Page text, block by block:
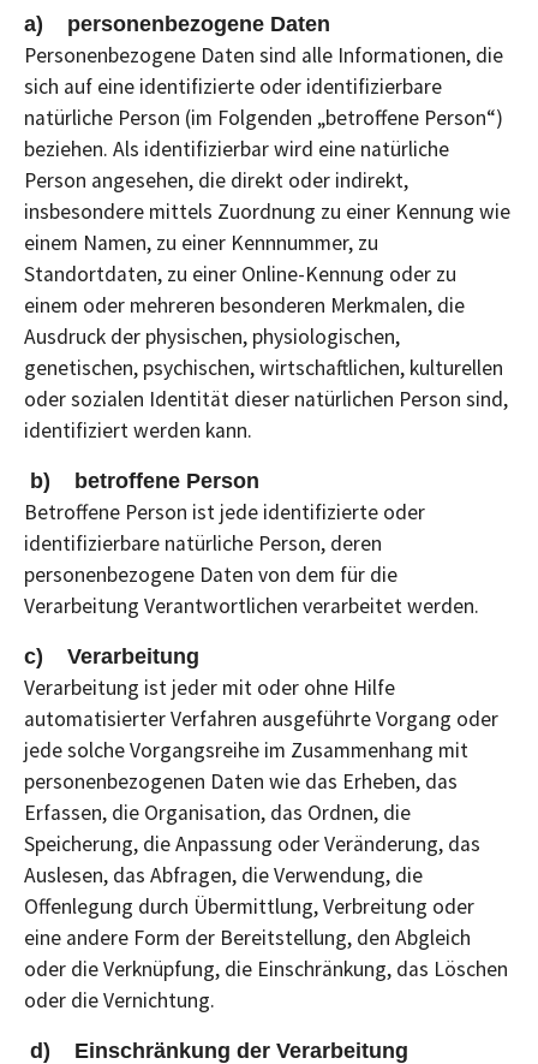
a) personenbezogene Daten
Personenbezogene Daten sind alle Informationen, die
sich auf eine identifizierte oder identifizierbare
natürliche Person (im Folgenden „betroffene Person“)
beziehen. Als identifizierbar wird eine natürliche
Person angesehen, die direkt oder indirekt,
insbesondere mittels Zuordnung zu einer Kennung wie
einem Namen, zu einer Kennnummer, zu
Standortdaten, zu einer Online-Kennung oder zu
einem oder mehreren besonderen Merkmalen, die
Ausdruck der physischen, physiologischen,
genetischen, psychischen, wirtschaftlichen, kulturellen
oder sozialen Identität dieser natürlichen Person sind,
identifiziert werden kann.
b) betroffene Person
Betroffene Person ist jede identifizierte oder
identifizierbare natürliche Person, deren
personenbezogene Daten von dem für die
Verarbeitung Verantwortlichen verarbeitet werden.
c) Verarbeitung
Verarbeitung ist jeder mit oder ohne Hilfe
automatisierter Verfahren ausgeführte Vorgang oder
jede solche Vorgangsreihe im Zusammenhang mit
personenbezogenen Daten wie das Erheben, das
Erfassen, die Organisation, das Ordnen, die
Speicherung, die Anpassung oder Veränderung, das
Auslesen, das Abfragen, die Verwendung, die
Offenlegung durch Übermittlung, Verbreitung oder
eine andere Form der Bereitstellung, den Abgleich
oder die Verknüpfung, die Einschränkung, das Löschen
oder die Vernichtung.
d) Einschränkung der Verarbeitung